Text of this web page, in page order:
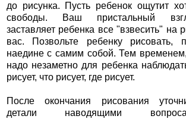
до рисунка. Пусть ребенок ощутит
свободы. Ваш пристальный
заставляет ребенка все "взвесить" на
вас. Позвольте ребенку рисовать,
наедине с самим собой. Тем
надо незаметно для ребенка
рисует, что рисует, где рисует.
После окончания рисования
детали наводящими